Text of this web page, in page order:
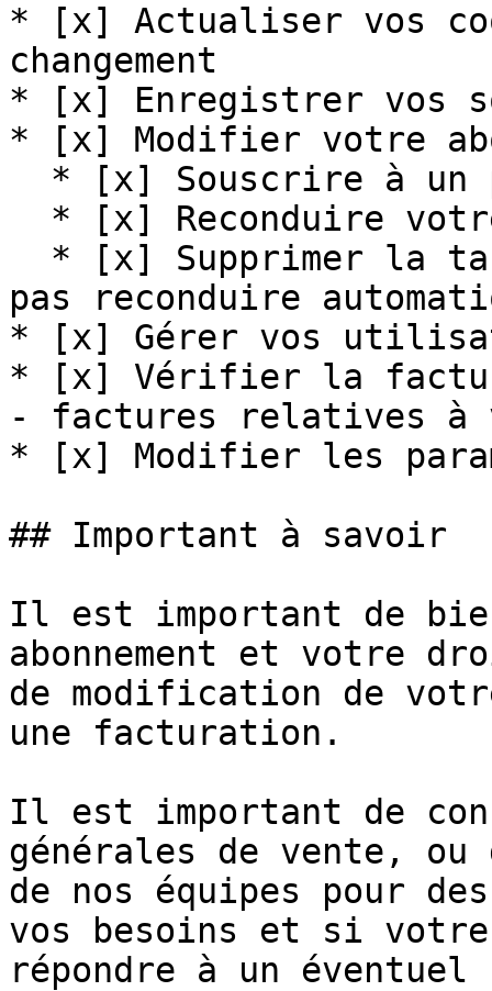
* [x] Actualiser vos
changement
* [x] Enregistrer vos
* [x] Modifier votre
pas reconduire
* [x] Gérer vos
* [x] Vérifier la
- factures relatives à
* [x] Modifier les
## Important à savoir
Il est important de
abonnement et votre
de modification de
une facturation.
Il est important de
générales de vente, ou
de nos équipes pour
vos besoins et si votre
répondre à un éventuel